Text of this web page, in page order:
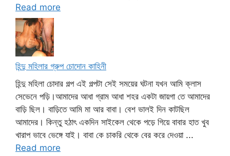
Read more
হিন্দু মহিলার গ্রুপ চোদোন কাহিনী
হিন্দু মহিলা চোদার গল্প এই গল্পটা সেই সময়ের ঘটনা যখন আমি ক্লাস
সেভেনে পড়ি।আমাদের আধা গ্রাম আধা শহর একটা জায়গা তে আমাদের
বাড়ি ছিল। বাড়িতে আমি মা আর বাবা। বেশ ভালই দিন কাটছিল
আমাদের। কিন্তু হঠাৎ একদিন সাইকেল থেকে পড়ে গিয়ে বাবার হাত খুব
খারাপ ভাবে ভেঙ্গে যাই। বাবা কে চাকরি থেকে বের করে দেওয়া ...
Read more